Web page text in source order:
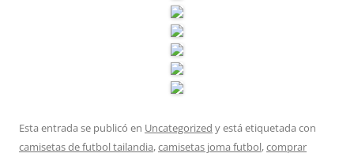
Esta entrada se publicó en Uncategorized y está etiquetada con
camisetas de futbol tailandia,camisetas joma futbol,comprar